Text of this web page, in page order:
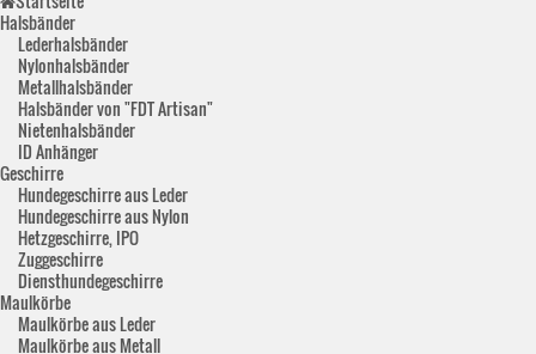
Halsbänder
Lederhalsbänder
Nylonhalsbänder
Metallhalsbänder
Halsbänder von "FDT Artisan"
Nietenhalsbänder
ID Anhänger
Geschirre
Hundegeschirre aus Leder
Hundegeschirre aus Nylon
Hetzgeschirre, IPO
Zuggeschirre
Diensthundegeschirre
Maulkörbe
Maulkörbe aus Leder
Maulkörbe aus Metall